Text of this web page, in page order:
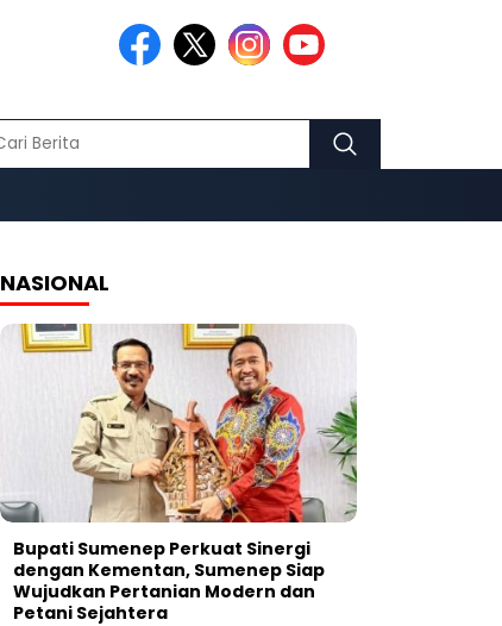
NASIONAL
Bupati Sumenep Perkuat Sinergi
dengan Kementan, Sumenep Siap
Wujudkan Pertanian Modern dan
Petani Sejahtera